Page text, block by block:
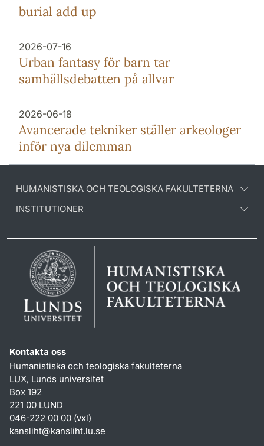
burial add up
2026-07-16
Urban fantasy för barn tar
samhällsdebatten på allvar
2026-06-18
Avancerade tekniker ställer arkeologer
inför nya dilemman
HUMANISTISKA OCH TEOLOGISKA FAKULTETERNA
INSTITUTIONER
Kontakta oss
Humanistiska och teologiska fakulteterna
LUX, Lunds universitet
Box 192
221 00 LUND
046-222 00 00 (vxl)
kansliht@kansliht.lu.se